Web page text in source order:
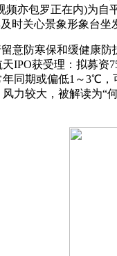
亦包罗正在内)为
时关心景象形象台
防寒保和缓健康防
IPO获受理：拟募
同期或偏低1～3℃
力较大，被解读为